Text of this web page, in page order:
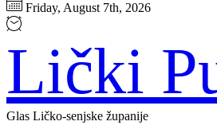
Friday, August 7th, 2026
Lički
Glas Ličko-senjske županije